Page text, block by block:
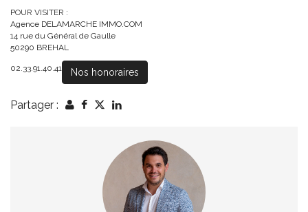
POUR VISITER :
Agence DELAMARCHE IMMO.COM
14 rue du Général de Gaulle
50290 BREHAL
02.33.91.40.41 Nos honoraires
Partager :